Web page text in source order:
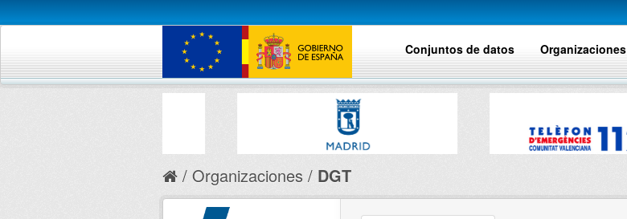
Conjuntos de datos Organizaciones
Organizaciones DGT